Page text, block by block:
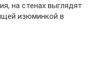
на стенах выглядят
изюминкой в